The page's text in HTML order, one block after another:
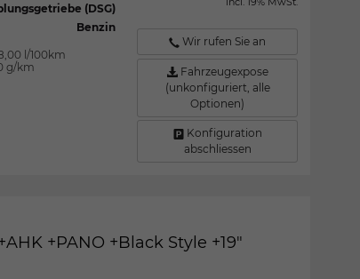
(DSG)
Benzin
l/100km
g/km
Wir rufen Sie an
Fahrzeugexpose
(unkonfiguriert, alle
Optionen)
Konfiguration
abschliessen
+PANO +Black Style +19"